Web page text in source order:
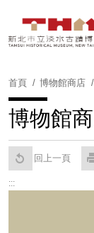
首頁 博物館商店
博物館
回上一頁
:::